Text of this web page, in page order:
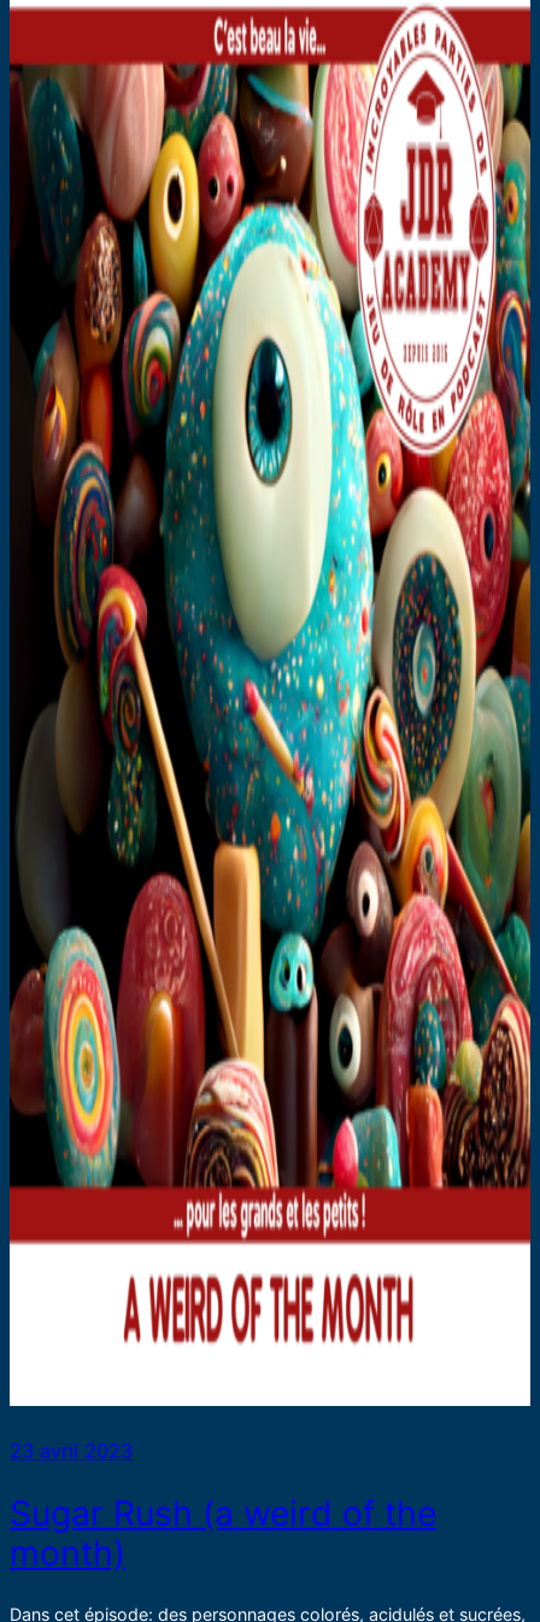
23 avril 2023
Sugar Rush (a weird of the
month)
Dans cet épisode: des personnages colorés, acidulés et sucrées,